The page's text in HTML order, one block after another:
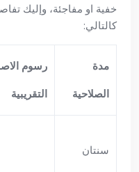
خفية او مفاجئة، وإليك
كالتالي:
مدة
الصلاحية
رسوم
التقريبية
سنتان